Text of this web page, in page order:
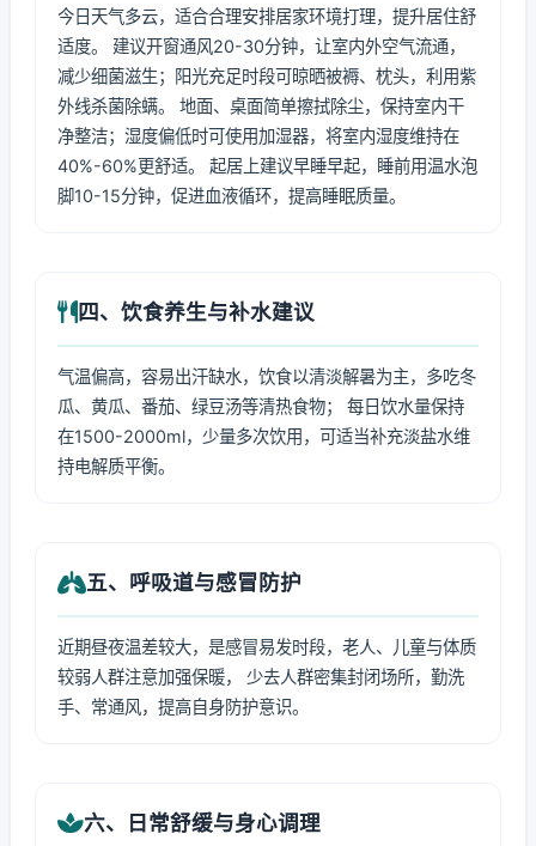
今日天气多云，适合合理安排居家环境打理，提升居住舒
适度。 建议开窗通风20-30分钟，让室内外空气流通，
减少细菌滋生；阳光充足时段可晾晒被褥、枕头，利用紫
外线杀菌除螨。 地面、桌面简单擦拭除尘，保持室内干
净整洁；湿度偏低时可使用加湿器，将室内湿度维持在
40%-60%更舒适。 起居上建议早睡早起，睡前用温水泡
脚10-15分钟，促进血液循环，提高睡眠质量。
四、饮食养生与补水建议
气温偏高，容易出汗缺水，饮食以清淡解暑为主，多吃冬
瓜、黄瓜、番茄、绿豆汤等清热食物； 每日饮水量保持
在1500-2000ml，少量多次饮用，可适当补充淡盐水维
持电解质平衡。
五、呼吸道与感冒防护
近期昼夜温差较大，是感冒易发时段，老人、儿童与体质
较弱人群注意加强保暖， 少去人群密集封闭场所，勤洗
手、常通风，提高自身防护意识。
六、日常舒缓与身心调理